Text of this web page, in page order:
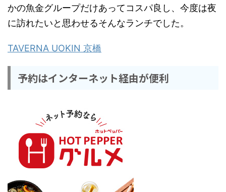
かの魚金グループだけあってコスパ良し、今度は夜
に訪れたいと思わせるそんなランチでした。
TAVERNA UOKIN 京橋
予約はインターネット経由が便利